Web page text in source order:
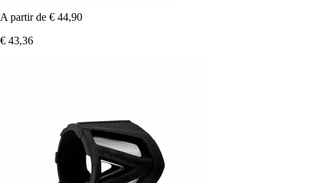
A partir de € 44,90
€ 43,36